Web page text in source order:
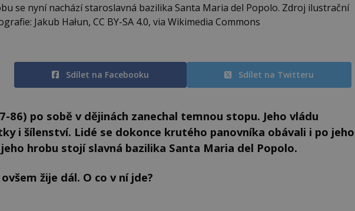
se nyní nachází staroslavná bazilika Santa Maria del Popolo. Zdroj ilustrační
Jakub Hałun, CC BY-SA 4.0, via Wikimedia Commons
Sdílet na Facebooku Sdílet na Twitteru
86) po sobě v dějinách zanechal temnou stopu. Jeho vládu
i šílenství. Lidé se dokonce krutého panovníka obávali i po jeho
hrobu stojí slavná bazilika Santa Maria del Popolo.
žije dál. O co v ní jde?